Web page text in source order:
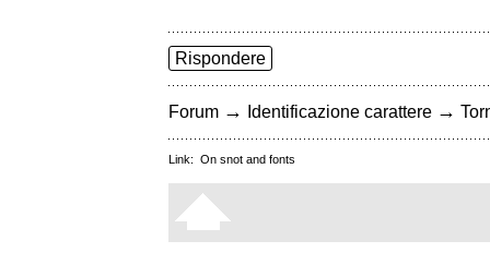
Rispondere
Forum → Identificazione carattere →
Link: On snot and fonts